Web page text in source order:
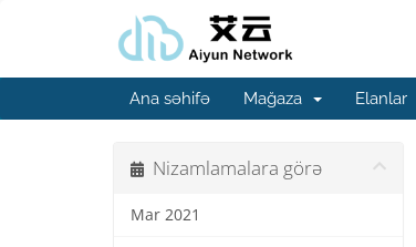
Ana səhifə Mağaza Elanlar
Nizamlamalara görə
Mar 2021